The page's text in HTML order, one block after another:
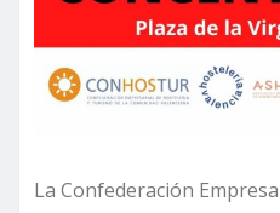
La Confederación